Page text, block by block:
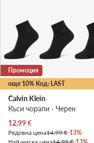
още 10% Код: LAST
Промоция
Calvin Klein
Къси чорапи · Черен
Актуална цена
12,99€
Редовна цена14,99 €-13%